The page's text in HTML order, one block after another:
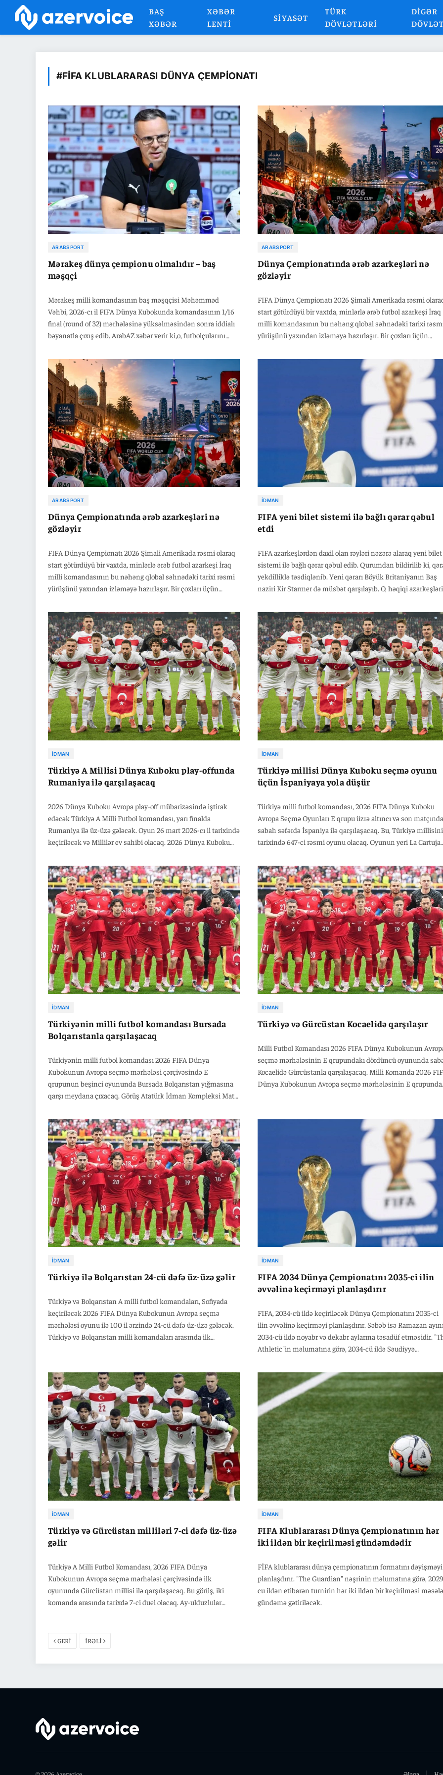
BAŞ
XƏBƏR
XƏBƏR
LENTI
SIYASƏT
TÜRK
DÖVLƏTLƏRI
DIGƏR
#FİFA KLUBLARARASI DÜNYA ÇEMPIONATI
ARABSPORT
Mərakeş dünya çempionu olmalıdır – baş
məşqçi
Mərakeş milli komandasının baş məşqçisi Məhəmməd
Vəhbi, 2026-cı il FIFA Dünya Kubokunda komandasının 1/16
final (round of 32) mərhələsinə yüksəlməsindən sonra iddialı
bəyanatla çıxış edib. ArabAZ xəbər verir ki,o, futbolçularını
ARABSPORT
Dünya Çempionatında ərəb azarkeşləri nə
gözləyir
FIFA Dünya Çempionatı 2026 Şimali Amerikada rəsmi
start götürdüyü bir vaxtda, minlərlə ərəb futbol azarkeşi İraq
milli komandasının bu nəhəng qlobal səhnədəki tarixi
yürüşünü yaxından izləməyə hazırlaşır. Bir çoxları üçün
məkanlarından birinə çevrilə bilər.
ARABSPORT
Dünya Çempionatında ərəb azarkeşləri nə
gözləyir
FIFA Dünya Çempionatı 2026 Şimali Amerikada rəsmi olaraq
start götürdüyü bir vaxtda, minlərlə ərəb futbol azarkeşi İraq
milli komandasının bu nəhəng qlobal səhnədəki tarixi rəsmi
yürüşünü yaxından izləməyə hazırlaşır. Bir çoxları üçün
məkanlarından birinə çevrilə bilər.
İDMAN
FIFA yeni bilet sistemi ilə bağlı qərar qəbul
etdi
FIFA azarkeşlərdən daxil olan rəyləri nəzərə alaraq yeni bilet
sistemi ilə bağlı qərar qəbul edib. Qurumdan bildirilib ki,
yekdilliklə təsdiqlənib. Yeni qərarı Böyük Britaniyanın Baş
naziri Kir Starmer də müsbət qarşılayıb. O, həqiqi
olmasının vacibliyini vurğulayıb. Yeni tənzimləməyə
60 ABŞ dolları dəyərində olan ən ucuz bilet kateqoriyası
cı il dünya çempionatına ev sahibliyi edəcək Kanada,
və ABŞ-da keçiriləcək oyunlar üzrə hər futbol federasiyasına
ayrılan biletlərin 10 faizini təşkil edəcək.
İDMAN
Türkiyə A Millisi Dünya Kuboku play-offunda
Rumaniya ilə qarşılaşacaq
2026 Dünya Kuboku Avropa play-off mübarizəsində iştirak
edəcək Türkiyə A Milli Futbol komandası, yarı finalda
Rumaniya ilə üz-üzə gələcək. Oyun 26 mart 2026-cı il tarixində
keçiriləcək və Millilər ev sahibi olacaq. 2026 Dünya Kuboku
FIFA Mərkəzində atılıb. E qrupunu ikinci sırada tamamlayan
Millilər 1-ci torbadan püşkə qatılaraq, 4-cü torbadan Rumaniya
ilə qarşılaşıb.
İDMAN
Türkiyə millisi Dünya Kuboku seçmə oyunu
üçün İspaniyaya yola düşür
Türkiyə milli futbol komandası, 2026 FIFA Dünya Kuboku
Avropa Seçmə Oyunları E qrupu üzrə altıncı və son matçında
sabah səfərdə İspaniya ilə qarşılaşacaq. Bu, Türkiyə
tarixində 647-ci rəsmi oyunu olacaq. Oyunun yeri La Cartuja
başlayacaq. Matçın baş hakimi Almaniya Futbol
Federasiyasından Felix Zwayer olacaq. Ona eyni ölkədən
Robert Kempter və Christian Dietz yardım edəcək, 4-cü
isə Sven Jablonski olacaq.
İDMAN
Türkiyənin milli futbol komandası Bursada
Bolqarıstanla qarşılaşacaq
Türkiyənin milli futbol komandası 2026 FIFA Dünya
Kubokunun Avropa seçmə mərhələsi çərçivəsində E
qrupunun beşinci oyununda Bursada Bolqarıstan yığmasına
qarşı meydana çıxacaq. Görüş Atatürk İdman Kompleksi Matlı
Oyun TV8 telekanalı ilə canlı yayımlanacaq.
İDMAN
Türkiyə və Gürcüstan Kocaelidə qarşılaşır
Milli Futbol Komandası 2026 FIFA Dünya Kubokunun
seçmə mərhələsinin E qrupundakı dördüncü oyununda
Kocaelidə Gürcüstanla qarşılaşacaq. Milli Komanda 2026
Dünya Kubokunun Avropa seçmə mərhələsinin E
İDMAN
Türkiyə ilə Bolqarıstan 24-cü dəfə üz-üzə gəlir
Türkiyə və Bolqarıstan A milli futbol komandaları, Sofiyada
keçiriləcək 2026 FIFA Dünya Kubokunun Avropa seçmə
mərhələsi oyunu ilə 100 il ərzində 24-cü dəfə üz-üzə gələcək.
Türkiyə və Bolqarıstan milli komandaları arasında ilk
matçda isə Bolqarıstan qalib olub. Rəqiblər arasındakı 6 görüş
isə heç-heçə ilə nəticələnib.
İDMAN
FIFA 2034 Dünya Çempionatını 2035-ci ilin
əvvəlinə keçirməyi planlaşdırır
FIFA, 2034-cü ildə keçiriləcək Dünya Çempionatını 2035-ci
ilin əvvəlinə keçirməyi planlaşdırır. Səbəb isə Ramazan
2034-cü ildə noyabr və dekabr aylarına təsadüf etməsidir.
Athletic"in məlumatına görə, 2034-cü ildə Səudiyyə
Ramazan ayına təsadüf etməsi səbəbindən FIFA turnirin
2035-ci ilin əvvəllərində keçirilməsini gündəmə alıb.
İDMAN
Türkiyə və Gürcüstan milliləri 7-ci dəfə üz-üzə
gəlir
Türkiyə A Milli Futbol Komandası, 2026 FIFA Dünya
Kubokunun Avropa seçmə mərhələsi çərçivəsində ilk
oyununda Gürcüstan millisi ilə qarşılaşacaq. Bu görüş, iki
komanda arasında tarixdə 7-ci duel olacaq. Ay-ulduzlular
oyunlarda Türkiyə rəqib qapısından 15 top keçirib, qapısında
keçirilən Avropa Çempionatının qrup mərhələsində üz-üzə
İDMAN
FIFA Klublararası Dünya Çempionatının hər
iki ildən bir keçirilməsi gündəmdədir
FİFA klublararası dünya çempionatının formatını dəyişməyi
planlaşdırır. "The Guardian" nəşrinin məlumatına görə,
cu ildən etibarən turnirin hər iki ildən bir keçirilməsi
gündəmə gətiriləcək.
GERİ İRƏLİ